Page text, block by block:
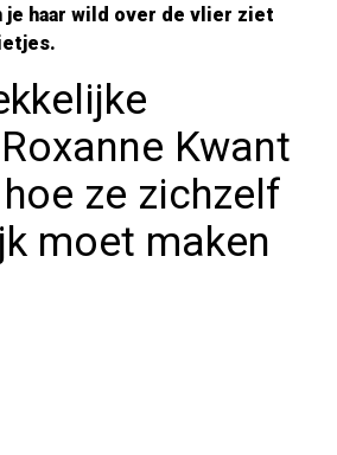
je haar wild over de vlier ziet
Kwant
ze zichzelf
moet maken